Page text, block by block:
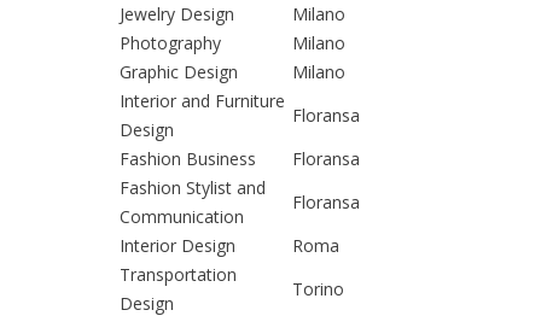
Jewelry Design
Milano
Photography
Milano
Graphic Design
Milano
Interior and Furniture
Design
Floransa
Fashion Business
Floransa
Fashion Stylist and
Communication
Floransa
Interior Design
Roma
Transportation
Design
Torino